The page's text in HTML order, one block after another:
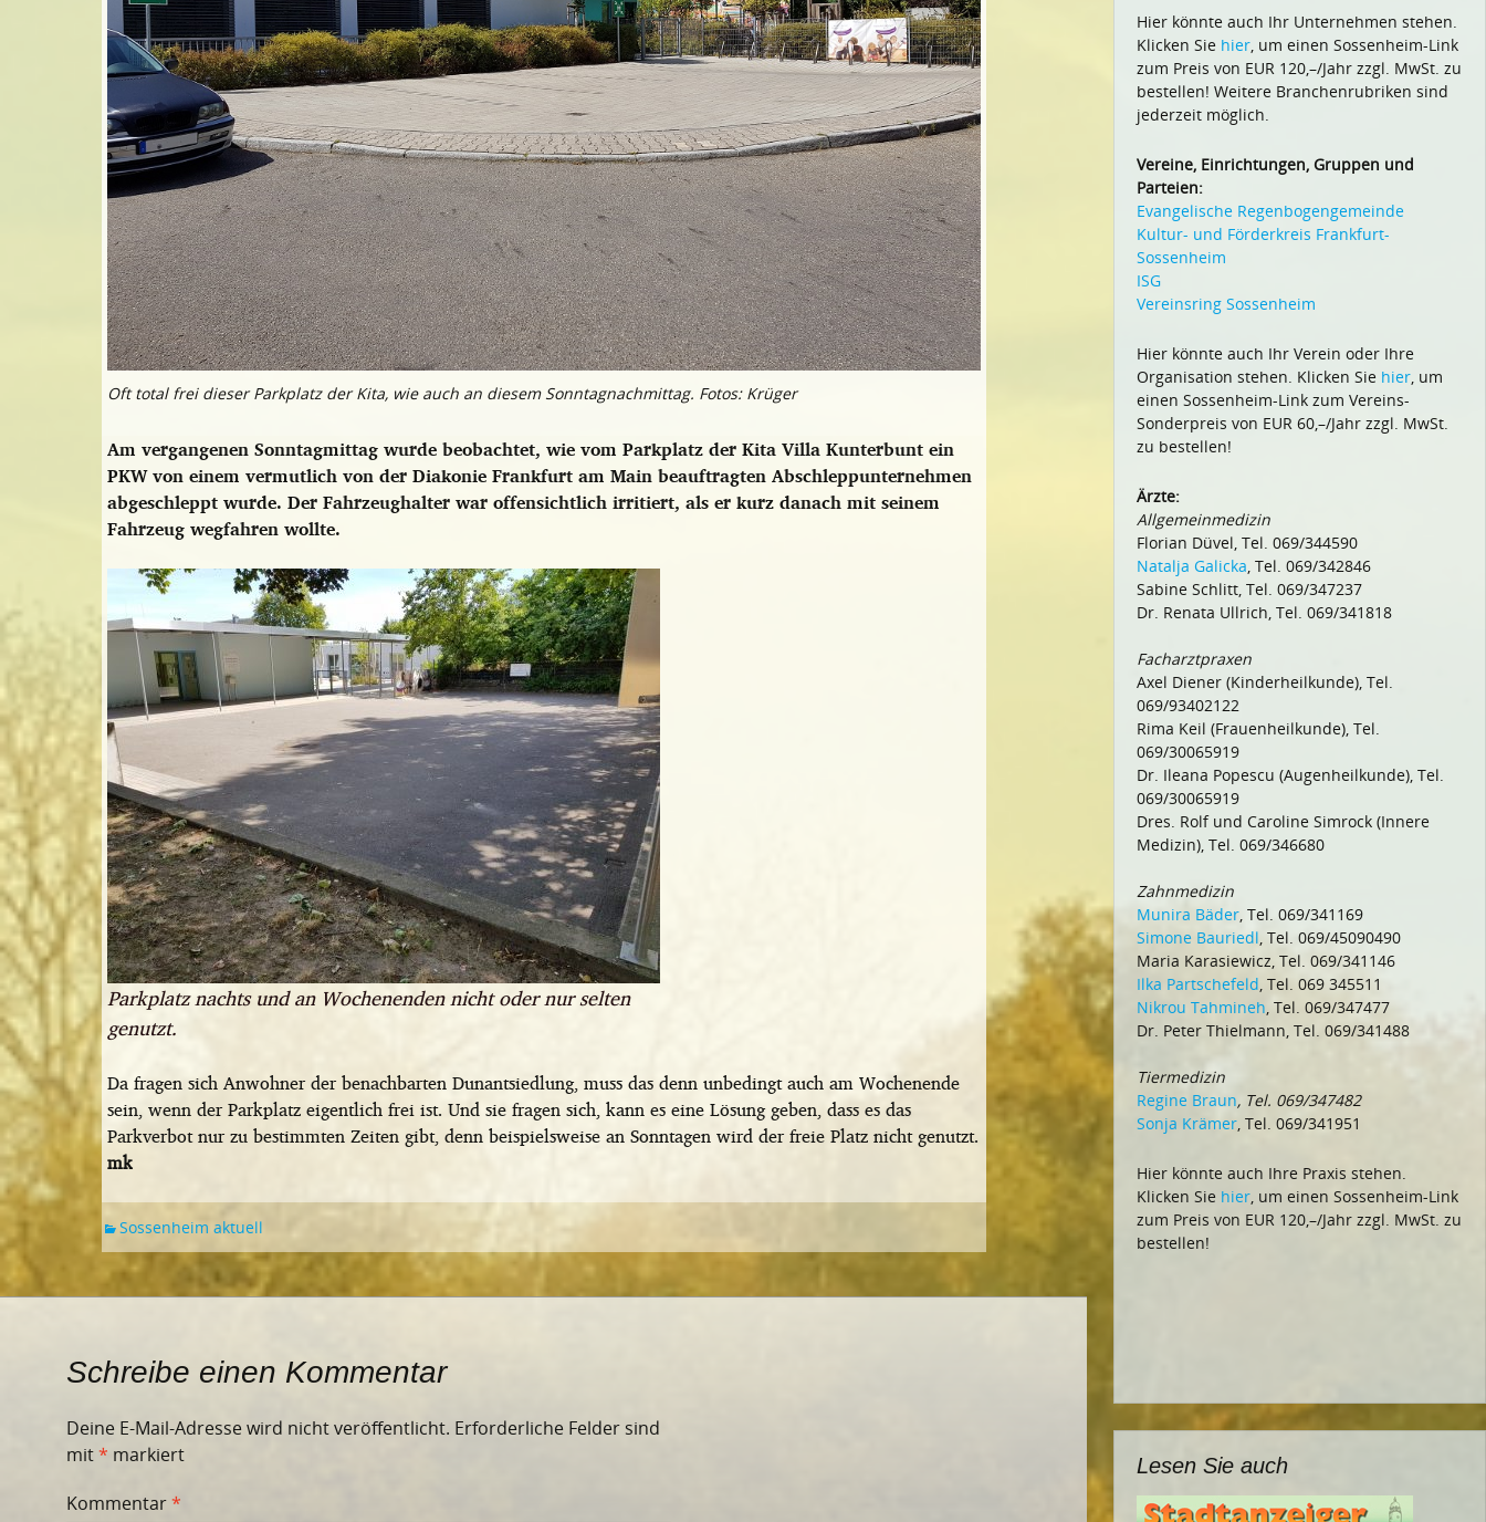
Oft total frei dieser Parkplatz der Kita, wie auch an diesem Sonntagnachmittag. Fotos: Krüger
Am vergangenen Sonntagmittag wurde beobachtet, wie vom Parkplatz der Kita Villa Kunterbunt ein
PKW von einem vermutlich von der Diakonie Frankfurt am Main beauftragten Abschleppunternehmen
abgeschleppt wurde. Der Fahrzeughalter war offensichtlich irritiert, als er kurz danach mit seinem
Fahrzeug wegfahren wollte.
Parkplatz nachts und an Wochenenden nicht oder nur selten
genutzt.
Da fragen sich Anwohner der benachbarten Dunantsiedlung, muss das denn unbedingt auch am Wochenende
sein, wenn der Parkplatz eigentlich frei ist. Und sie fragen sich, kann es eine Lösung geben, dass es das
Parkverbot nur zu bestimmten Zeiten gibt, denn beispielsweise an Sonntagen wird der freie Platz nicht genutzt.
mk
Sossenheim aktuell
Schreibe einen Kommentar
Deine E-Mail-Adresse wird nicht veröffentlicht. Erforderliche Felder sind
mit* markiert
Kommentar*
Hier könnte auch Ihr Unternehmen stehen.
Klicken Sie hier, um einen Sossenheim-Link
zum Preis von EUR 120,–/Jahr zzgl. MwSt. zu
bestellen! Weitere Branchenrubriken sind
jederzeit möglich.
Vereine, Einrichtungen, Gruppen und
Parteien:
Evangelische Regenbogengemeinde
Kultur- und Förderkreis Frankfurt-
Sossenheim
ISG
Vereinsring Sossenheim
Hier könnte auch Ihr Verein oder Ihre
Organisation stehen. Klicken Sie hier, um
einen Sossenheim-Link zum Vereins-
Sonderpreis von EUR 60,–/Jahr zzgl. MwSt.
zu bestellen!
Ärzte:
Allgemeinmedizin
Florian Düvel, Tel. 069/344590
Natalja Galicka, Tel. 069/342846
Sabine Schlitt, Tel. 069/347237
Dr. Renata Ullrich, Tel. 069/341818
Facharztpraxen
Axel Diener (Kinderheilkunde), Tel.
069/93402122
Rima Keil (Frauenheilkunde), Tel.
069/30065919
Dr. Ileana Popescu (Augenheilkunde), Tel.
069/30065919
Dres. Rolf und Caroline Simrock (Innere
Medizin), Tel. 069/346680
Zahnmedizin
Munira Bäder, Tel. 069/341169
Simone Bauriedl, Tel. 069/45090490
Maria Karasiewicz, Tel. 069/341146
Ilka Partschefeld, Tel. 069 345511
Nikrou Tahmineh, Tel. 069/347477
Dr. Peter Thielmann, Tel. 069/341488
Tiermedizin
Regine Braun, Tel. 069/347482
Sonja Krämer, Tel. 069/341951
Hier könnte auch Ihre Praxis stehen.
Klicken Sie hier, um einen Sossenheim-Link
zum Preis von EUR 120,–/Jahr zzgl. MwSt. zu
bestellen!
Lesen Sie auch